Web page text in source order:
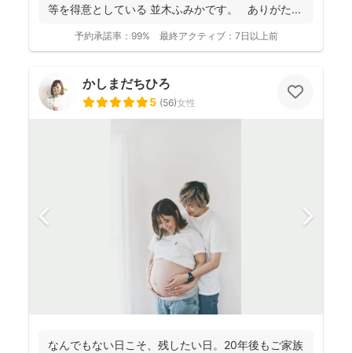
等を得意としている 並木ふみかです。 ありがた...
予約承諾率： 99% 最終アクティブ： 7日以上前
かしまだちひろ
5 (56)女性
なんでもない日こそ、残したい日。20年後もご家族